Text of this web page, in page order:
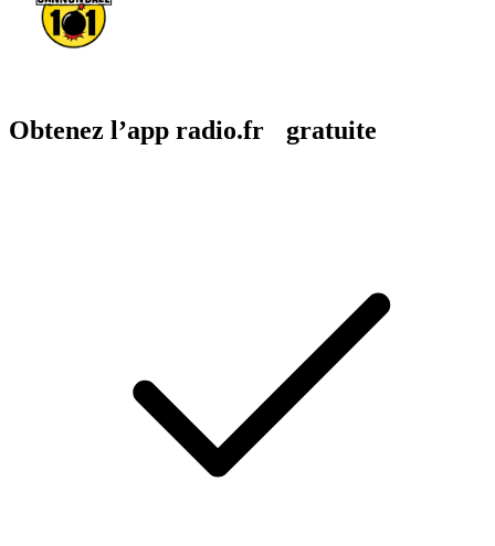
Obtenez l’app radio.fr gratuite